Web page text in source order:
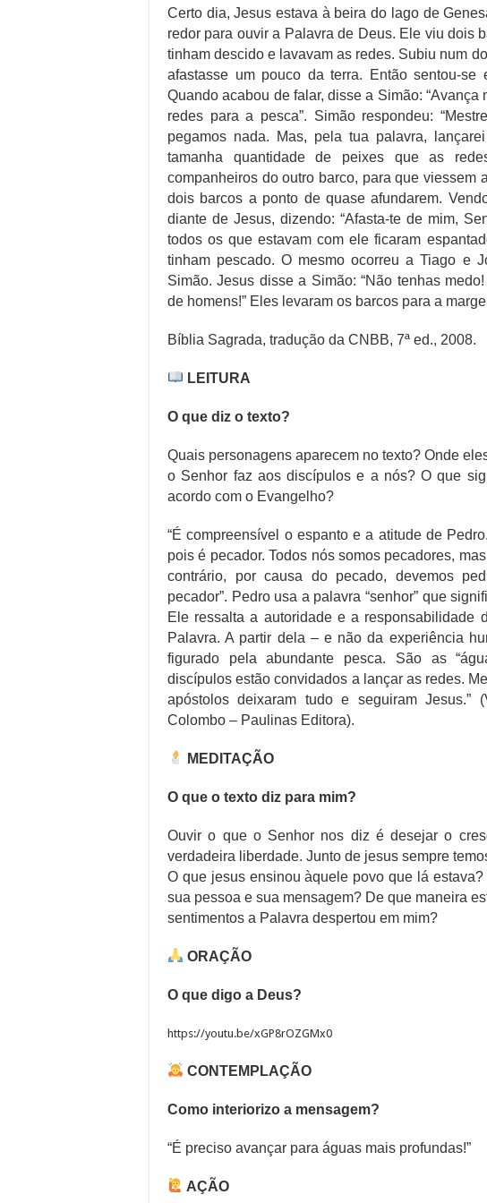
Certo dia, Jesus estava à beira do lago de
redor para ouvir a Palavra de Deus. Ele viu dois
tinham descido e lavavam as redes. Subiu num
afastasse um pouco da terra. Então sentou-se
Quando acabou de falar, disse a Simão:
redes para a pesca”. Simão respondeu:
pegamos nada. Mas, pela tua palavra,
tamanha quantidade de peixes que as
companheiros do outro barco, para que viessem
dois barcos a ponto de quase afundarem.
diante de Jesus, dizendo: “Afasta-te de mim,
todos os que estavam com ele ficaram
tinham pescado. O mesmo ocorreu a Tiago e
Simão. Jesus disse a Simão: “Não tenhas
de homens!” Eles levaram os barcos para a
Bíblia Sagrada, tradução da CNBB, 7ª ed., 2008.
LEITURA
O que diz o texto?
Quais personagens aparecem no texto? Onde
o Senhor faz aos discípulos e a nós? O que
acordo com o Evangelho?
“É compreensível o espanto e a atitude de
pois é pecador. Todos nós somos pecadores,
contrário, por causa do pecado, devemos
pecador”. Pedro usa a palavra “senhor” que
Ele ressalta a autoridade e a responsabilidade
Palavra. A partir dela – e não da experiência
figurado pela abundante pesca. São as
discípulos estão convidados a lançar as redes.
apóstolos deixaram tudo e seguiram
Colombo – Paulinas Editora).
MEDITAÇÃO
O que o texto diz para mim?
Ouvir o que o Senhor nos diz é desejar o
verdadeira liberdade. Junto de jesus sempre
O que jesus ensinou àquele povo que lá
sua pessoa e sua mensagem? De que maneira
sentimentos a Palavra despertou em mim?
ORAÇÃO
O que digo a Deus?
https://youtu.be/xGP8rOZGMx0
CONTEMPLAÇÃO
Como interiorizo a mensagem?
“É preciso avançar para águas mais profundas!”
AÇÃO